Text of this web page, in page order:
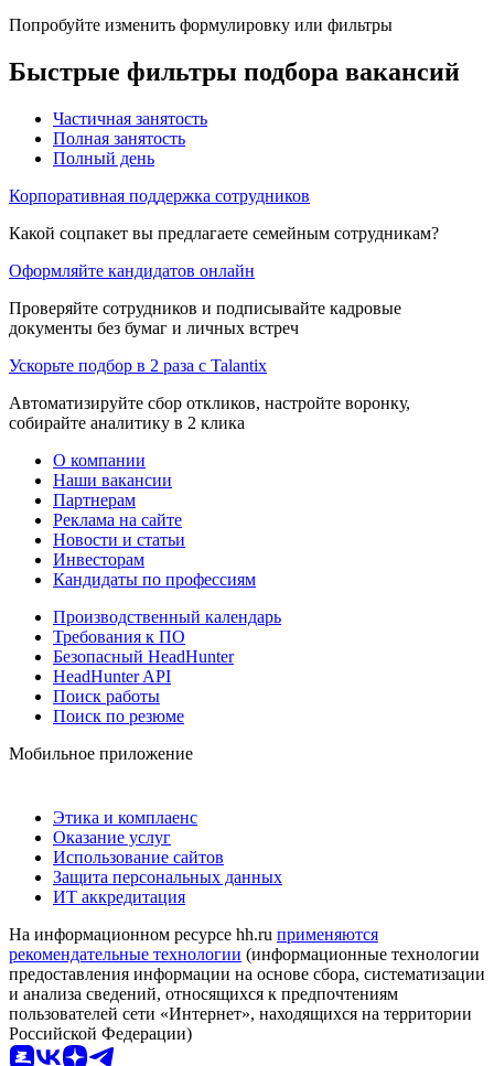
Попробуйте изменить формулировку или фильтры
Быстрые фильтры подбора вакансий
Частичная занятость
Полная занятость
Полный день
Корпоративная поддержка сотрудников
Какой соцпакет вы предлагаете семейным сотрудникам?
Оформляйте кандидатов онлайн
Проверяйте сотрудников и подписывайте кадровые
документы без бумаг и личных встреч
Ускорьте подбор в 2 раза с Talantix
Автоматизируйте сбор откликов, настройте воронку,
собирайте аналитику в 2 клика
О компании
Наши вакансии
Партнерам
Реклама на сайте
Новости и статьи
Инвесторам
Кандидаты по профессиям
Производственный календарь
Требования к ПО
Безопасный HeadHunter
HeadHunter API
Поиск работы
Поиск по резюме
Мобильное приложение
Этика и комплаенс
Оказание услуг
Использование сайтов
Защита персональных данных
ИТ аккредитация
На информационном ресурсе hh.ru применяются
рекомендательные технологии (информационные технологии
предоставления информации на основе сбора, систематизации
и анализа сведений, относящихся к предпочтениям
пользователей сети «Интернет», находящихся на территории
Российской Федерации)